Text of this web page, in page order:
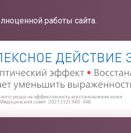
работы сайта.